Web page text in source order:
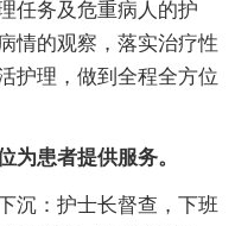
任务及危重病人的护
情的观察，落实治疗性
护理，做到全程全方位
为患者提供服务。
：护士长督查，下班